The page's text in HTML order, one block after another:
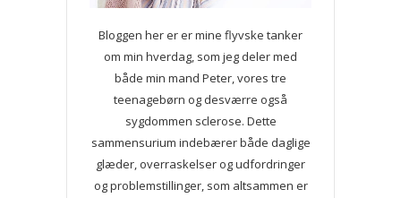
Bloggen her er er mine flyvske tanker
om min hverdag, som jeg deler med
både min mand Peter, vores tre
teenagebørn og desværre også
sygdommen sclerose. Dette
sammensurium indebærer både daglige
glæder, overraskelser og udfordringer
og problemstillinger, som altsammen er